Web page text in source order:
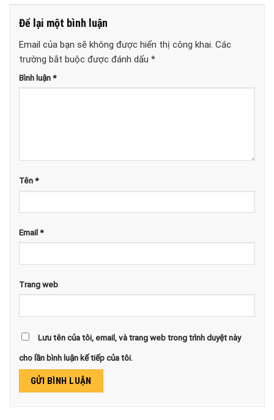
Để lại một bình luận
Email của bạn sẽ không được hiển thị công khai. Các
trường bắt buộc được đánh dấu *
Bình luận*
Tên*
Email*
Trang web
Lưu tên của tôi, email, và trang web trong trình duyệt này
cho lần bình luận kế tiếp của tôi.